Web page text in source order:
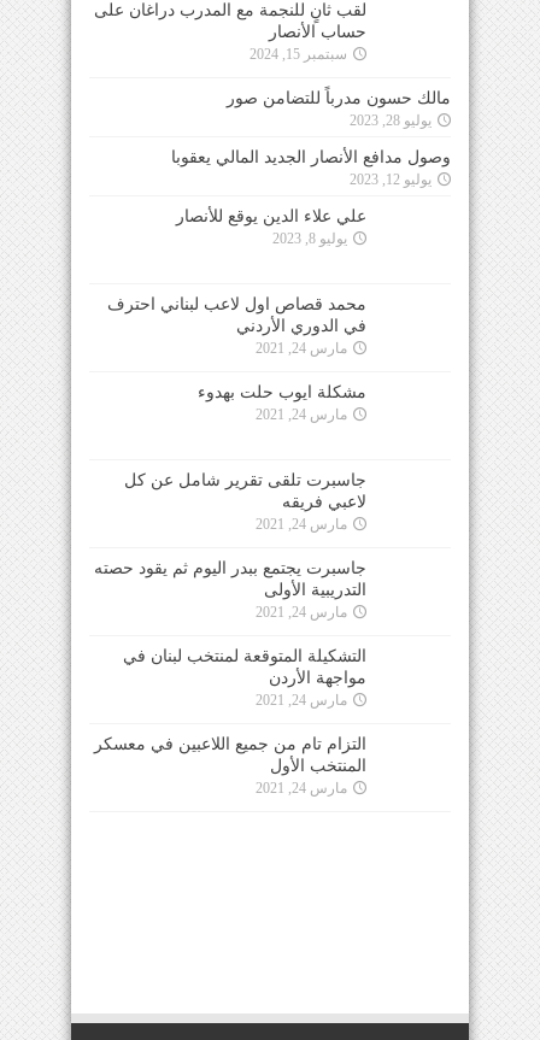
لقب ثانٍ للنجمة مع المدرب دراغان على
حساب الأنصار
سبتمبر 15, 2024
مالك حسون مدرباً للتضامن صور
يوليو 28, 2023
وصول مدافع الأنصار الجديد المالي يعقوبا
يوليو 12, 2023
علي علاء الدين يوقع للأنصار
يوليو 8, 2023
محمد قصاص اول لاعب لبناني احترف
في الدوري الأردني
مارس 24, 2021
مشكلة ايوب حلت بهدوء
مارس 24, 2021
جاسبرت تلقى تقرير شامل عن كل
لاعبي فريقه
مارس 24, 2021
جاسبرت يجتمع ببدر اليوم ثم يقود حصته
التدريبية الأولى
مارس 24, 2021
التشكيلة المتوقعة لمنتخب لبنان في
مواجهة الأردن
مارس 24, 2021
التزام تام من جميع اللاعبين في معسكر
المنتخب الأول
مارس 24, 2021